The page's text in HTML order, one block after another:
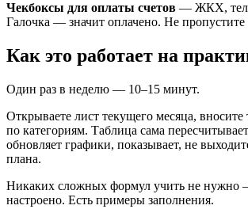
Чекбоксы для оплаты счетов — ЖКХ,
Галочка — значит оплачено. Не пропустите
Как это работает на
Один раз в неделю — 10–15 минут.
Открываете лист текущего месяца, вносите
по категориям. Таблица сама
обновляет графики, показывает, не
плана.
Никаких сложных формул учить не нужно
настроено. Есть примеры заполнения.